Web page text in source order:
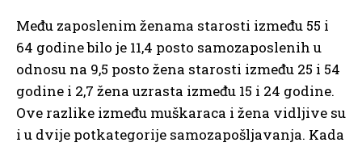
Među zaposlenim ženama starosti između 55 i
64 godine bilo je 11,4 posto samozaposlenih u
odnosu na 9,5 posto žena starosti između 25 i 54
godine i 2,7 žena uzrasta između 15 i 24 godine.
Ove razlike između muškaraca i žena vidljive su
i u dvije potkategorije samozapošljavanja. Kada